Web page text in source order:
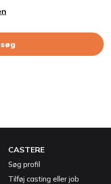
CASTERE
Søg profil
Tilføj casting eller job